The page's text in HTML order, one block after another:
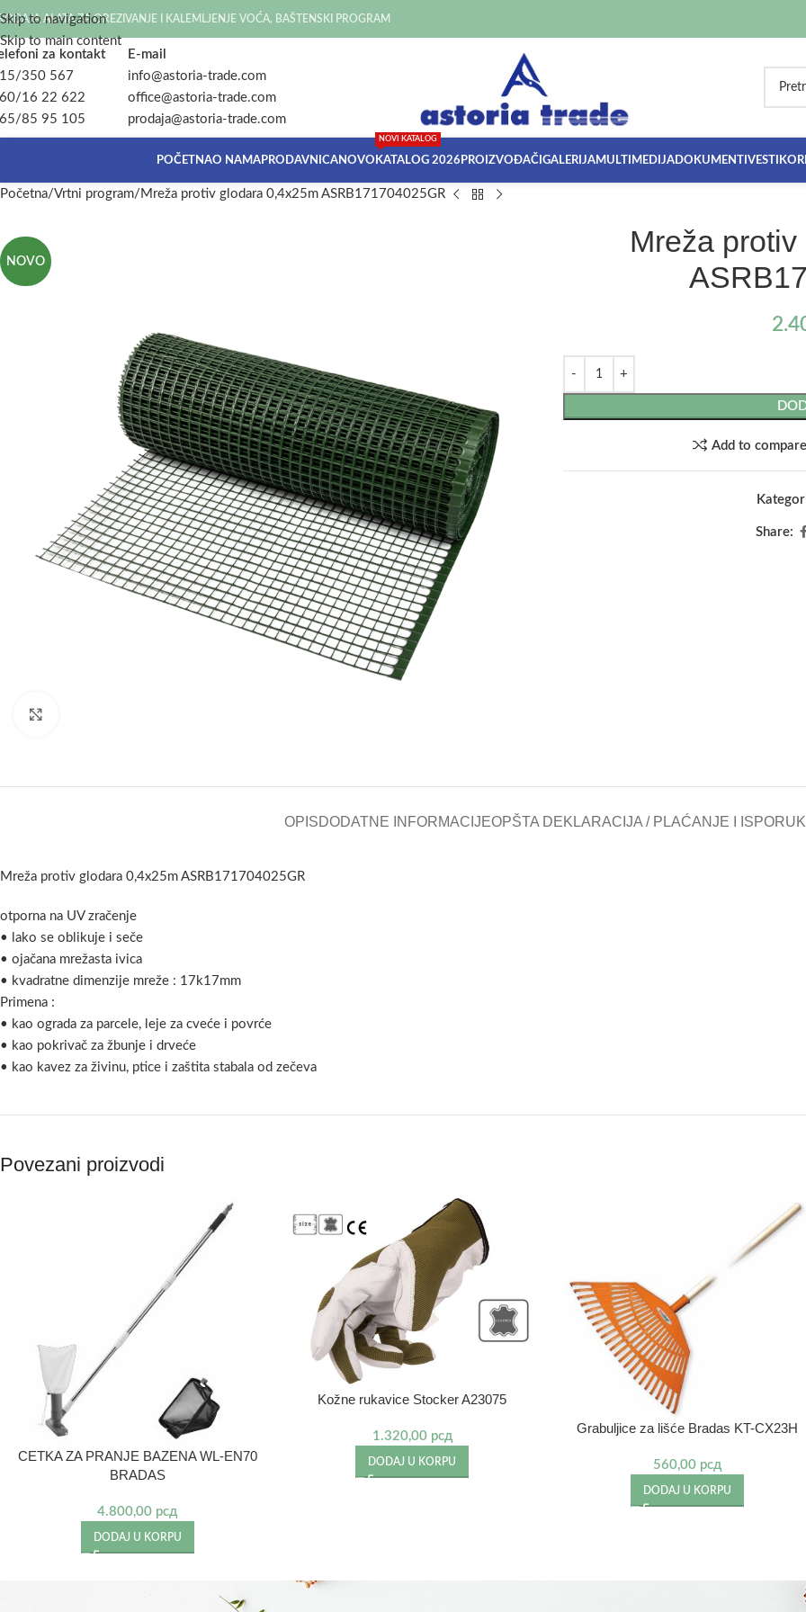
Skip to navigation
Skip to main content
ALATA ZA OREZIVANJE I KALEMLJENJE VOĆA, BAŠTENSKI PROGRAM
za kontakt
350 567
16 22 622
85 95 105
E-mail
info@astoria-trade.com
office@astoria-trade.com
prodaja@astoria-trade.com
POČETNAO NAMAPRODAVNICANOVO KATALOG 2026
NOVI KATALOG
PROIZVOĐAČI GALERIJAMULTIMEDIJADOKUMENTI VESTI
Početna Vrtni program Mreža protiv glodara 0,4x25m ASRB171704025GR
NOVO
Mreža
Add to
Share:
OPISDODATNE INFORMACIJEOPŠTA DEKLARACIJA / PLAĆANJE I
Mreža protiv glodara 0,4x25m ASRB171704025GR
otporna na UV zračenje
• lako se oblikuje i seče
• ojačana mrežasta ivica
• kvadratne dimenzije mreže : 17k17mm
Primena :
• kao ograda za parcele, leje za cveće i povrće
• kao pokrivač za žbunje i drveće
• kao kavez za živinu, ptice i zaštita stabala od zečeva
Povezani proizvodi
CETKA ZA PRANJE BAZENA WL-EN70
BRADAS
4.800,00 рсд
DODAJ U KORPU
Kožne rukavice Stocker A23075
1.320,00 рсд
DODAJ U KORPU
Grabuljice za lišće Bradas KT-CX23H
560,00 рсд
DODAJ U KORPU